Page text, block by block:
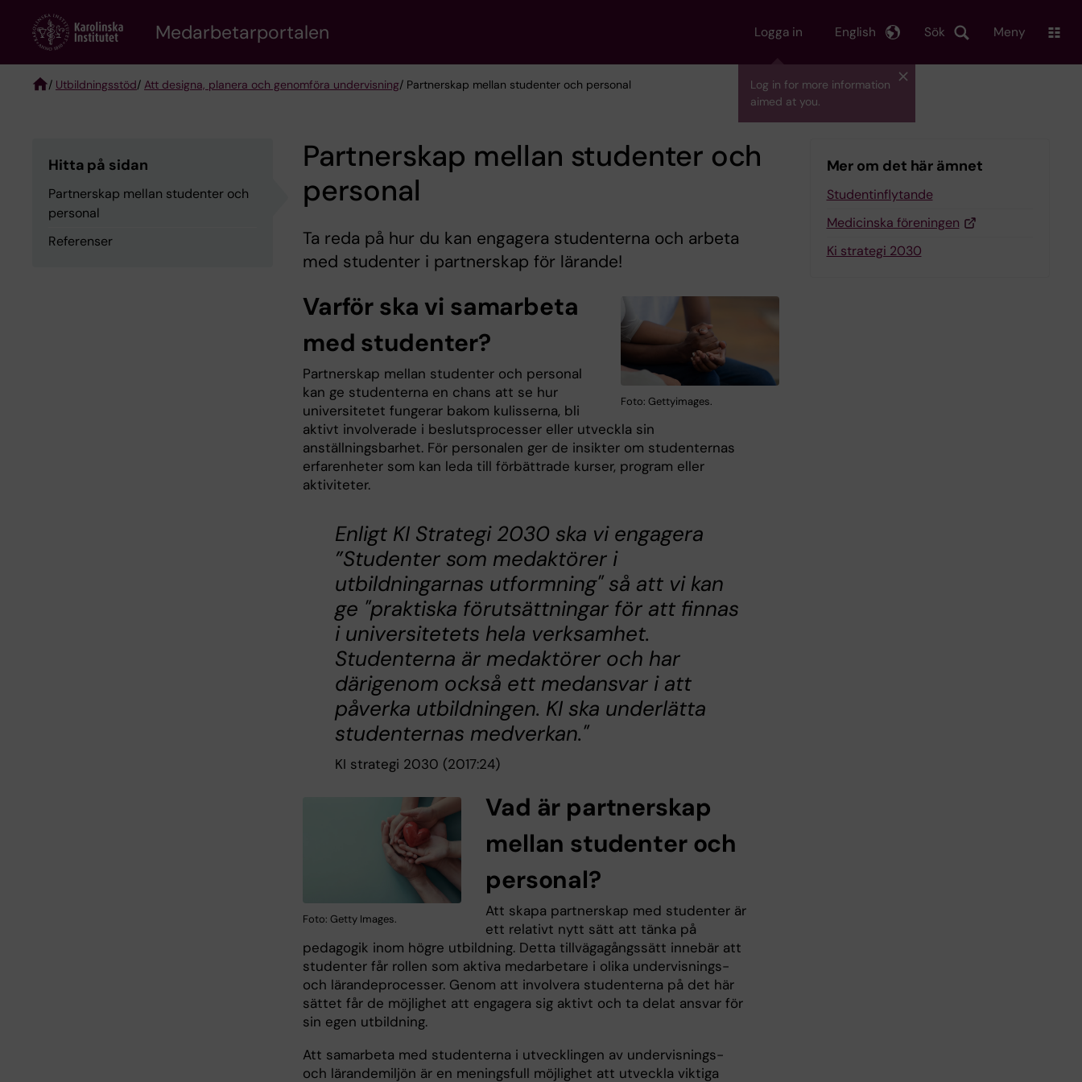
content
Medarbetarportalen Logga in
Log in for more information
aimed at you.
Sök
English Meny
/ Utbildningsstöd/ Att designa, planera och genomföra undervisning/ Partnerskap mellan studenter och personal
Hitta på sidan
Partnerskap mellan studenter och
personal
Referenser
Partnerskap mellan studenter och
personal
Ta reda på hur du kan engagera studenterna och arbeta
med studenter i partnerskap för lärande!
Foto: Gettyimages.
Varför ska vi samarbeta
med studenter?
Partnerskap mellan studenter och personal
kan ge studenterna en chans att se hur
universitetet fungerar bakom kulisserna, bli
aktivt involverade i beslutsprocesser eller utveckla sin
anställningsbarhet. För personalen ger de insikter om studenternas
erfarenheter som kan leda till förbättrade kurser, program eller
aktiviteter.
Enligt KI Strategi 2030 ska vi engagera
”Studenter som medaktörer i
utbildningarnas utformning" så att vi kan
ge "praktiska förutsättningar för att finnas
i universitetets hela verksamhet.
Studenterna är medaktörer och har
därigenom också ett medansvar i att
påverka utbildningen. KI ska underlätta
studenternas medverkan."
KI strategi 2030 (2017:24)
Foto: Getty Images.
Vad är partnerskap
mellan studenter och
personal?
Att skapa partnerskap med studenter är
ett relativt nytt sätt att tänka på
pedagogik inom högre utbildning. Detta tillvägagångssätt innebär att
studenter får rollen som aktiva medarbetare i olika undervisnings-
och lärandeprocesser. Genom att involvera studenterna på det här
sättet får de möjlighet att engagera sig aktivt och ta delat ansvar för
sin egen utbildning.
Att samarbeta med studenterna i utvecklingen av undervisnings-
och lärandemiljön är en meningsfull möjlighet att utveckla viktiga
Mer om det här ämnet
Studentinflytande
Medicinska föreningen
Ki strategi 2030